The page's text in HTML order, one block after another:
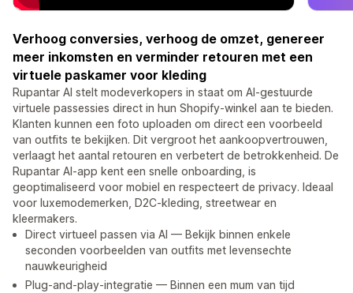
Verhoog conversies, verhoog de omzet, genereer
meer inkomsten en verminder retouren met een
virtuele paskamer voor kleding
Rupantar AI stelt modeverkopers in staat om AI-gestuurde
virtuele passessies direct in hun Shopify-winkel aan te bieden.
Klanten kunnen een foto uploaden om direct een voorbeeld
van outfits te bekijken. Dit vergroot het aankoopvertrouwen,
verlaagt het aantal retouren en verbetert de betrokkenheid. De
Rupantar AI-app kent een snelle onboarding, is
geoptimaliseerd voor mobiel en respecteert de privacy. Ideaal
voor luxemodemerken, D2C-kleding, streetwear en
kleermakers.
Direct virtueel passen via AI — Bekijk binnen enkele
seconden voorbeelden van outfits met levensechte
nauwkeurigheid
Plug-and-play-integratie — Binnen een mum van tijd